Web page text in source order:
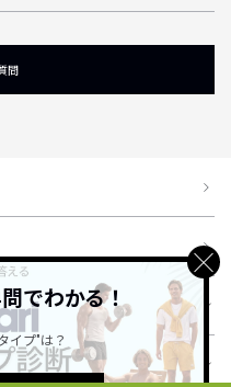
問
でわかる！
イプ"は？